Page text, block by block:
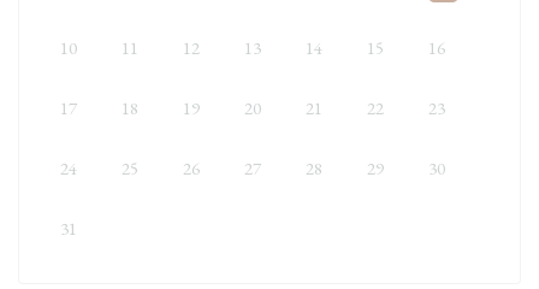
10 11 12 13 14 15 16
17 18 19 20 21 22 23
24 25 26 27 28 29 30
31